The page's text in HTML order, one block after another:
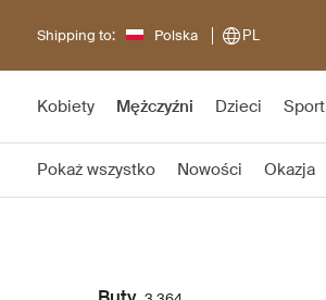
Shipping to: Polska PL
Kobiety Mężczyźni Dzieci Sport
Pokaż wszystko Nowości Okazja